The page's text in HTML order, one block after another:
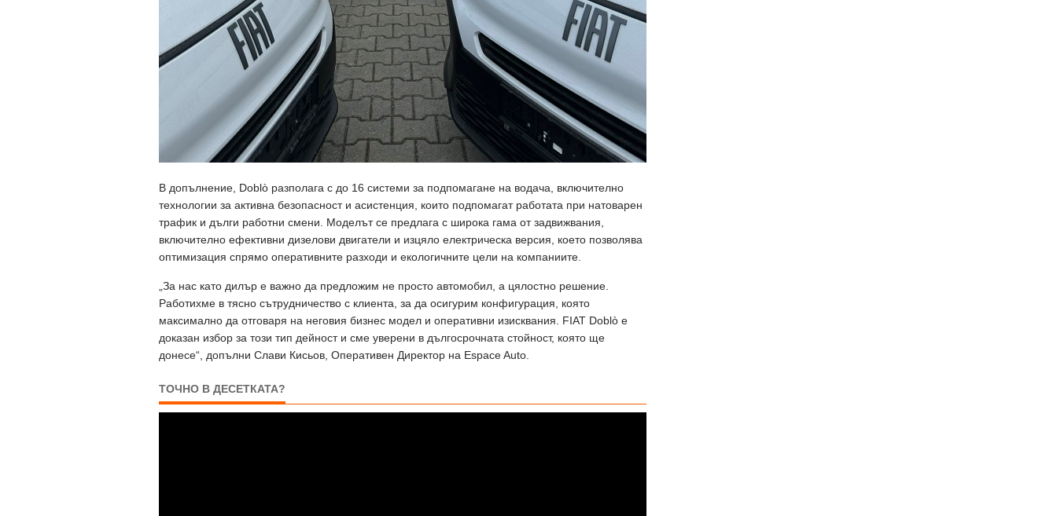
В допълнение, Doblò разполага с до 16 системи за подпомагане на водача, включително
технологии за активна безопасност и асистенция, които подпомагат работата при натоварен
трафик и дълги работни смени. Моделът се предлага с широка гама от задвижвания,
включително ефективни дизелови двигатели и изцяло електрическа версия, което позволява
оптимизация спрямо оперативните разходи и екологичните цели на компаниите.
„За нас като дилър е важно да предложим не просто автомобил, а цялостно решение.
Работихме в тясно сътрудничество с клиента, за да осигурим конфигурация, която
максимално да отговаря на неговия бизнес модел и оперативни изисквания. FIAT Doblò е
доказан избор за този тип дейност и сме уверени в дългосрочната стойност, която ще
донесе“, допълни Слави Кисьов, Оперативен Директор на Espace Auto.
ТОЧНО В ДЕСЕТКАТА?